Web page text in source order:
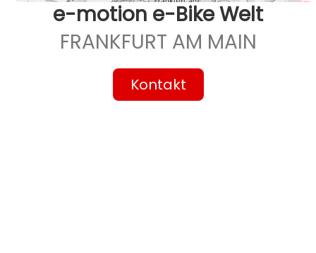
e-motion e-Bike Welt
FRANKFURT AM MAIN
Kontakt